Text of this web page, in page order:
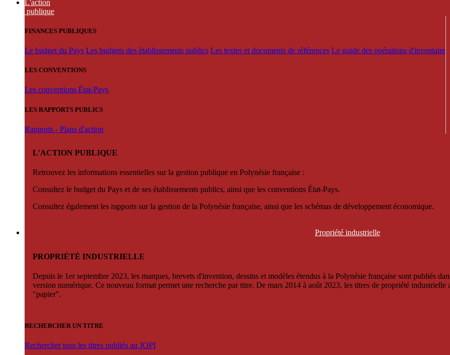
L'action
publique
FINANCES PUBLIQUES
Le budget du Pays Les budgets des établissements publics Les textes et documents de références Le guide des opérations d'inventaire
LES CONVENTIONS
Les conventions État-Pays
LES RAPPORTS PUBLICS
Rapports - Plans d'action
L'ACTION PUBLIQUE
Retrouvez les informations essentielles sur la gestion publique en Polynésie française :
Consultez le budget du Pays et de ses établissements publics, ainsi que les conventions État-Pays.
Consultez également les rapports sur la gestion de la Polynésie française, ainsi que les schémas de développement économique.
Propriété industrielle
PROPRIÉTÉ INDUSTRIELLE
Depuis le 1er septembre 2023, les marques, brevets d'invention, dessins et modèles étendus à la Polynésie française sont publiés
version numérique. Ce nouveau format permet une recherche par titre. De mars 2014 à août 2023, les titres de propriété
"papier".
RECHERCHER UN TITRE
Rechercher tous les titres publiés au JOPI